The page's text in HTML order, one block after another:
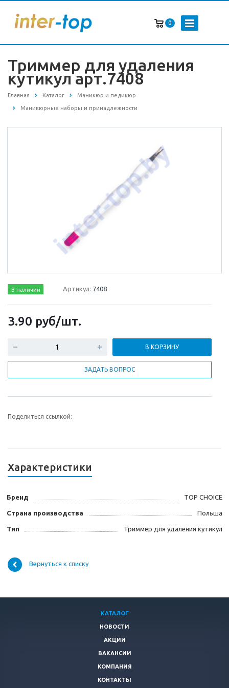
0
Триммер для удаления
кутикул арт.7408
Главная Каталог Маникюр и педикюр
Маникюрные наборы и принадлежности
В наличии Артикул: 7408
3.90 руб/шт.
В КОРЗИНУ
ЗАДАТЬ ВОПРОС
Поделиться ссылкой:
Характеристики
Бренд TOP CHOICE
Страна производства Польша
Тип Триммер для удаления кутикул
Вернуться к списку
КАТАЛОГ
НОВОСТИ
АКЦИИ
ВАКАНСИИ
КОМПАНИЯ
КОНТАКТЫ